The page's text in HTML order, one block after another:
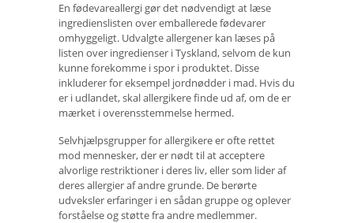
En fødevareallergi gør det nødvendigt at læse
ingredienslisten over emballerede fødevarer
omhyggeligt. Udvalgte allergener kan læses på
listen over ingredienser i Tyskland, selvom de kun
kunne forekomme i spor i produktet. Disse
inkluderer for eksempel jordnødder i mad. Hvis du
er i udlandet, skal allergikere finde ud af, om de er
mærket i overensstemmelse hermed.
Selvhjælpsgrupper for allergikere er ofte rettet
mod mennesker, der er nødt til at acceptere
alvorlige restriktioner i deres liv, eller som lider af
deres allergier af andre grunde. De berørte
udveksler erfaringer i en sådan gruppe og oplever
forståelse og støtte fra andre medlemmer.